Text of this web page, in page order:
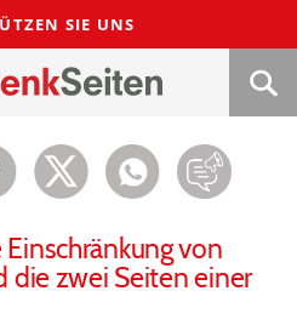
SIE UNS
von
die zwei Seiten einer